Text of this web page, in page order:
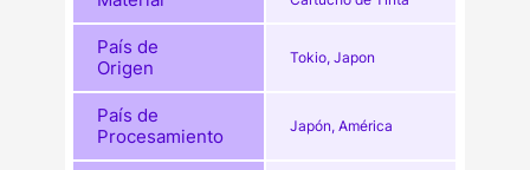
País de
Origen
Tokio, Japon
País de
Procesamiento
Japón, América